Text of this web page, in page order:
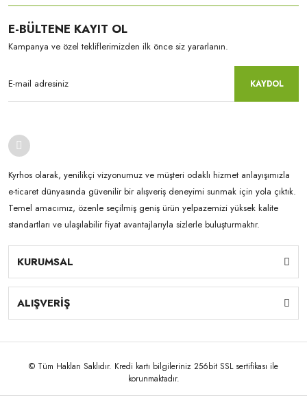
E-BÜLTENE KAYIT OL
Kampanya ve özel tekliflerimizden ilk önce siz yararlanın.
KAYDOL
Kyrhos olarak, yenilikçi vizyonumuz ve müşteri odaklı hizmet anlayışımızla
e-ticaret dünyasında güvenilir bir alışveriş deneyimi sunmak için yola çıktık.
Temel amacımız, özenle seçilmiş geniş ürün yelpazemizi yüksek kalite
standartları ve ulaşılabilir fiyat avantajlarıyla sizlerle buluşturmaktır.
KURUMSAL
ALIŞVERİŞ
© Tüm Hakları Saklıdır. Kredi kartı bilgileriniz 256bit SSL sertifikası ile
korunmaktadır.